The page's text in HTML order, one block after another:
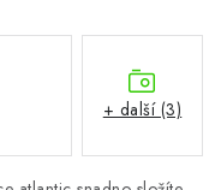
+ další (3)